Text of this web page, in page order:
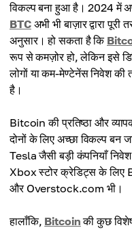
विकल्प बना हुआ है। 2024 में
BTCअभी भी बाज़ार द्वारा पूरी
अनुसार। हो सकता है कि
रूप से कमज़ोर हो, लेकिन इसे
लोगों या कम-मेण्टेनेंस निवेश की
है।
Bitcoin की प्रतिष्ठा और
दोनों के लिए अच्छा विकल्प बन
Tesla जैसी बड़ी कंपनियाँ
Xbox स्टोर क्रेडिट्स के लिए
और Overstock.com भी।
हालाँकि, Bitcoinकी कुछ